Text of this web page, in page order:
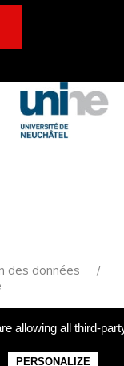
des données
de ce site est
allowing all third-
PERSONALIZE